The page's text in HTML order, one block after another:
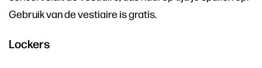
Gebruik van de vestiaire is gratis.
Lockers